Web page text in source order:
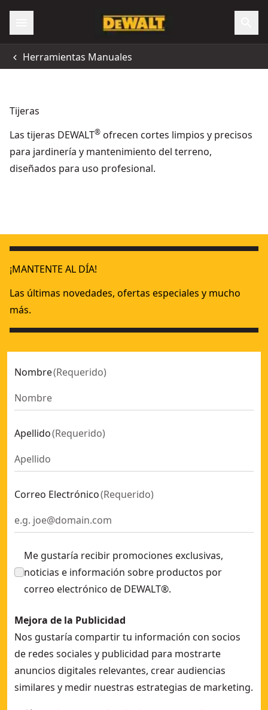
Herramientas Manuales
Tijeras
Las tijeras DEWALT® ofrecen cortes limpios y precisos
para jardinería y mantenimiento del terreno,
diseñados para uso profesional.
Tijeras corta chapas ergo - corte izquierdo
Set de 3 tijeras corta chapas ergo - SKU:DWHT14676-0
¡MANTENTE AL DÍA!
Las últimas novedades, ofertas especiales y mucho
más.
Nombre(Requerido)
Apellido(Requerido)
Correo Electrónico(Requerido)
Me gustaría recibir promociones exclusivas,
noticias e información sobre productos por
correo electrónico de DEWALT®.
Mejora de la Publicidad
Nos gustaría compartir tu información con socios
de redes sociales y publicidad para mostrarte
anuncios digitales relevantes, crear audiencias
similares y medir nuestras estrategias de marketing.